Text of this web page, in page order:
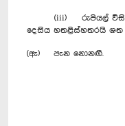
(iii) රුපියල් විසිනව
දෙසිය හතළිස්හතරයි ශත
(ඇ) පැන ‍නොනඟී.